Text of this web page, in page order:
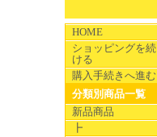
HOME
ショッピングを続
ける
購入手続きへ進む
分類別商品一覧
新品商品
┣